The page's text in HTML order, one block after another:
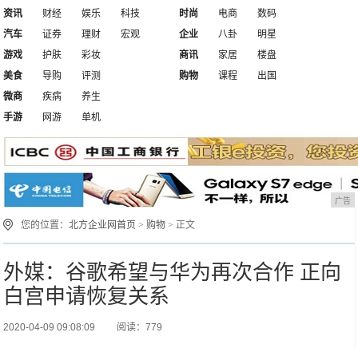
资讯 财经 娱乐
科技
汽车
证券 理财 宏观
时尚 电商
数码
企业
八卦
明星
游戏
护肤
彩妆
美食
导购 评测
商讯 家居
楼盘
购物
课程
出国
微商
疾病
养生
手游
网游 单机
广告
您的位置：北方企业网首页 > 购物 > 正文
外媒：谷歌希望与华为再次合作 正向
白宫申请恢复关系
2020-04-09 09:08:09 阅读：779